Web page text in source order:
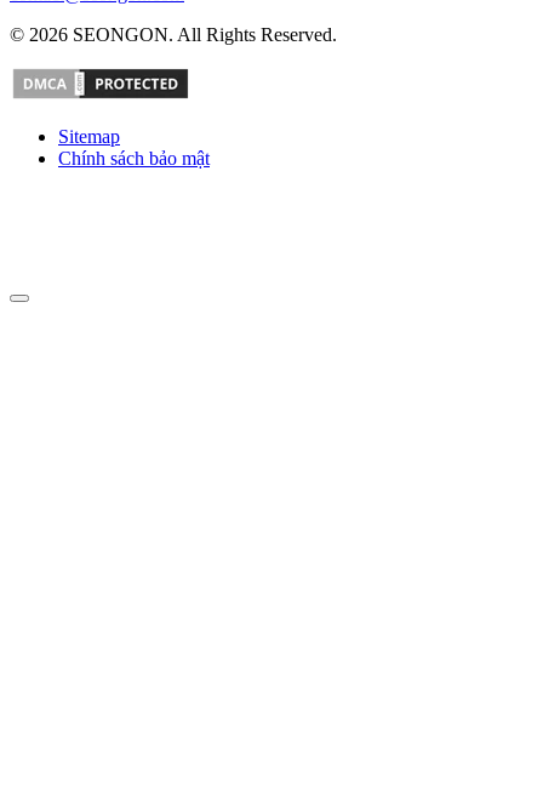
© 2026 SEONGON. All Rights Reserved.
Sitemap
Chính sách bảo mật